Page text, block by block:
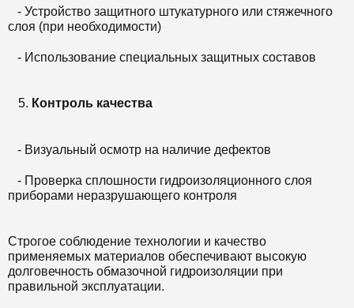
- Устройство защитного штукатурного или стяжечного
слоя (при необходимости)
- Использование специальных защитных составов
Контроль качества
- Визуальный осмотр на наличие дефектов
- Проверка сплошности гидроизоляционного слоя
приборами неразрушающего контроля
Строгое соблюдение технологии и качество
применяемых материалов обеспечивают высокую
долговечность обмазочной гидроизоляции при
правильной эксплуатации.